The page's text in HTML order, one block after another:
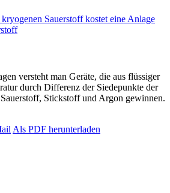
versteht man Geräte, die aus flüssiger
durch Differenz der Siedepunkte der
Stickstoff und Argon gewinnen.
Als PDF herunterladen